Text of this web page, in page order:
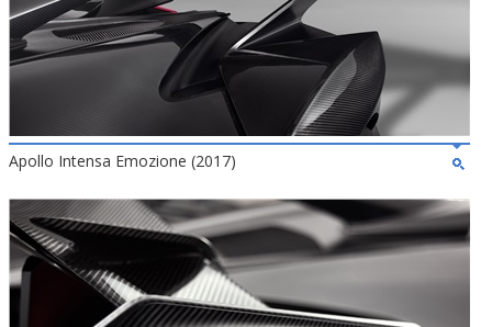
Apollo Intensa Emozione (2017)